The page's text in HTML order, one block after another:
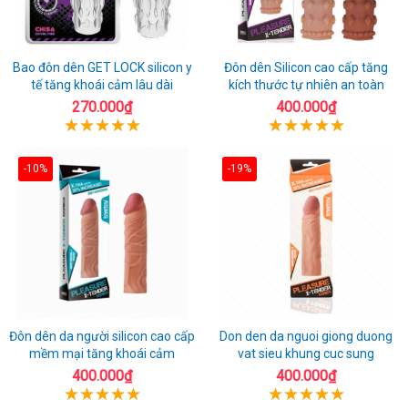
Bao đôn dên GET LOCK silicon y
tế tăng khoái cảm lâu dài
270.000₫
Đôn dên Silicon cao cấp tăng
kích thước tự nhiên an toàn
400.000₫
-10%
Đôn dên da người silicon cao cấp
mềm mại tăng khoái cảm
400.000₫
-19%
Don den da nguoi giong duong
vat sieu khung cuc sung
400.000₫